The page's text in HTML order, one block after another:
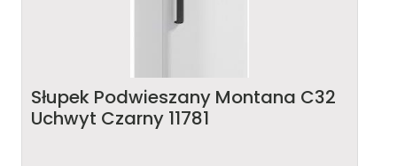
Słupek Podwieszany Montana C32
Uchwyt Czarny 11781